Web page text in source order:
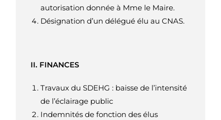
autorisation donnée à Mme le Maire.
Désignation d’un délégué élu au CNAS.
II. FINANCES
Travaux du SDEHG : baisse de l’intensité
de l’éclairage public
Indemnités de fonction des élus